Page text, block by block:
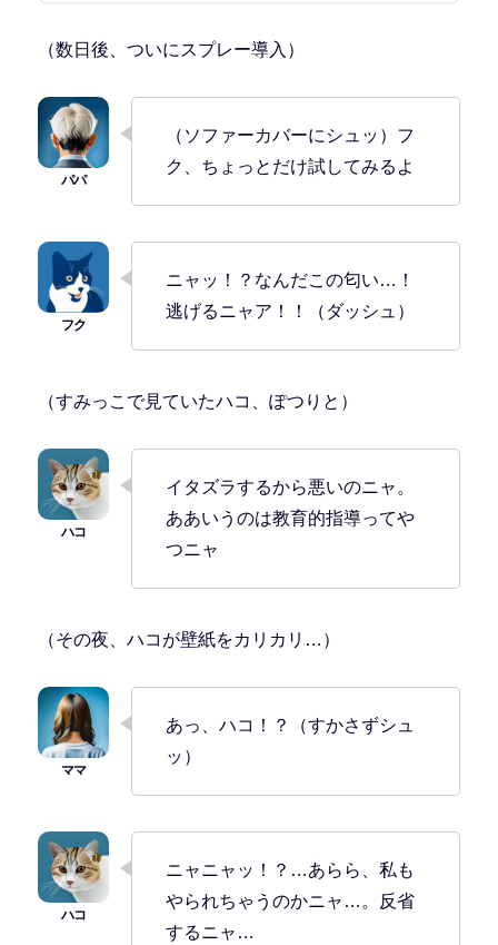
（数日後、ついにスプレー導入）
（ソファーカバーにシュッ）フ
ク、ちょっとだけ試してみるよ
ニャッ！？なんだこの匂い…！
逃げるニャア！！（ダッシュ）
（すみっこで見ていたハコ、ぽつりと）
イタズラするから悪いのニャ。
ああいうのは教育的指導ってや
つニャ
（その夜、ハコが壁紙をカリカリ…）
あっ、ハコ！？（すかさずシュ
ッ）
ニャニャッ！？…あらら、私も
やられちゃうのかニャ…。反省
するニャ…